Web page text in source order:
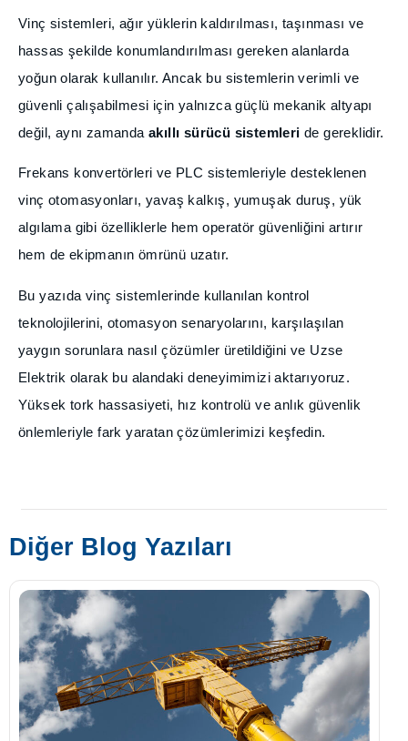
Vinç sistemleri, ağır yüklerin kaldırılması, taşınması ve
hassas şekilde konumlandırılması gereken alanlarda
yoğun olarak kullanılır. Ancak bu sistemlerin verimli ve
güvenli çalışabilmesi için yalnızca güçlü mekanik altyapı
değil, aynı zamanda akıllı sürücü sistemleri de gereklidir.
Frekans konvertörleri ve PLC sistemleriyle desteklenen
vinç otomasyonları, yavaş kalkış, yumuşak duruş, yük
algılama gibi özelliklerle hem operatör güvenliğini artırır
hem de ekipmanın ömrünü uzatır.
Bu yazıda vinç sistemlerinde kullanılan kontrol
teknolojilerini, otomasyon senaryolarını, karşılaşılan
yaygın sorunlara nasıl çözümler üretildiğini ve Uzse
Elektrik olarak bu alandaki deneyimimizi aktarıyoruz.
Yüksek tork hassasiyeti, hız kontrolü ve anlık güvenlik
önlemleriyle fark yaratan çözümlerimizi keşfedin.
Diğer Blog Yazıları